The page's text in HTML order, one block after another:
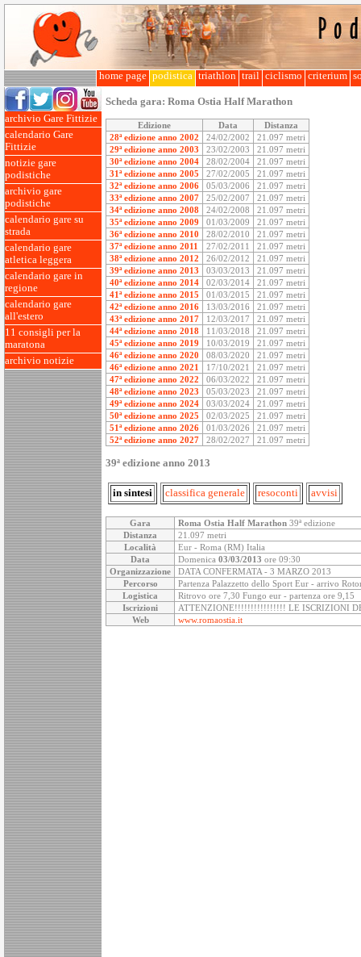
home page podistica triathlon trail ciclismo criterium
archivio Gare Fittizie
calendario Gare
Fittizie
notizie gare
podistiche
archivio gare
podistiche
calendario gare su
strada
calendario gare
atletica leggera
calendario gare in
regione
calendario gare
all'estero
11 consigli per la
maratona
archivio notizie
Scheda gara: Roma Ostia Half Marathon
Edizione Data
Distanza
28ª edizione anno 2002
24/02/2002
21.097 metri
29ª edizione anno 2003
23/02/2003
21.097 metri
30ª edizione anno 2004
28/02/2004
21.097 metri
31ª edizione anno 2005
27/02/2005
21.097 metri
32ª edizione anno 2006
05/03/2006
21.097 metri
33ª edizione anno 2007
25/02/2007
21.097 metri
34ª edizione anno 2008
24/02/2008
21.097 metri
35ª edizione anno 2009
01/03/2009
21.097 metri
36ª edizione anno 2010
28/02/2010
21.097 metri
37ª edizione anno 2011
27/02/2011
21.097 metri
38ª edizione anno 2012
26/02/2012
21.097 metri
39ª edizione anno 2013
03/03/2013
21.097 metri
40ª edizione anno 2014
02/03/2014
21.097 metri
41ª edizione anno 2015
01/03/2015
21.097 metri
42ª edizione anno 2016
13/03/2016
21.097 metri
43ª edizione anno 2017
12/03/2017
21.097 metri
44ª edizione anno 2018
11/03/2018
21.097 metri
45ª edizione anno 2019
10/03/2019
21.097 metri
46ª edizione anno 2020
08/03/2020
21.097 metri
46ª edizione anno 2021
17/10/2021
21.097 metri
47ª edizione anno 2022
06/03/2022
21.097 metri
48ª edizione anno 2023
05/03/2023
21.097 metri
49ª edizione anno 2024
03/03/2024
21.097 metri
50ª edizione anno 2025
02/03/2025
21.097 metri
51ª edizione anno 2026
01/03/2026
21.097 metri
52ª edizione anno 2027
28/02/2027 21.097 metri
39ª edizione anno 2013
in sintesi classifica generale resoconti avvisi
Gara Roma Ostia Half Marathon 39ª edizione
Distanza
21.097 metri
Località
Eur - Roma (RM) Italia
Data
Domenica 03/03/2013 ore 09:30
Organizzazione
DATA CONFERMATA - 3 MARZO 2013
Percorso
Partenza Palazzetto dello Sport Eur - arrivo
Logistica
Ritrovo ore 7,30 Fungo eur - partenza ore 9,15
Iscrizioni
ATTENZIONE!!!!!!!!!!!!!!!! LE ISCRIZIONI
Web
www.romaostia.it